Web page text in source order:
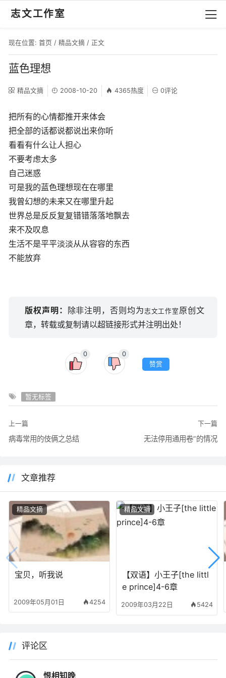
志文工作室
现在位置: 首页 / 精品文摘 / 正文
蓝色理想
精品文摘 2008-10-20 4365热度 0评论
把所有的心情都推开来体会
把全部的话都说都说出来你听
看看有什么让人担心
不要考虑太多
自己迷惑
可是我的蓝色理想现在在哪里
我曾幻想的未来又在哪里升起
世界总是反反复复错错落落地飘去
来不及叹息
生活不是平平淡淡从从容容的东西
不能放弃
版权声明： 除非注明，否则均为志文工作室 原创文
章，转载或复制请以超链接形式并注明出处！
0
0
赞赏
暂无标签
上一篇
病毒常用的伎俩之总结
下一篇
无法停用通用卷”的情况
文章推荐
宝贝，听我说
2009年05月01日 4254
精品文摘
【双语】小王子[the littl
e prince]4-6章
2009年03月22日 5424
精品文摘
评论区
恨相知晚